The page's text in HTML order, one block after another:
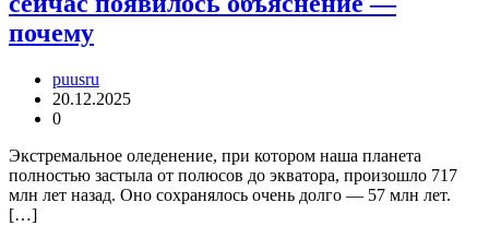
почему
puusru
20.12.2025
0
Экстремальное оледенение, при котором наша планета
полностью застыла от полюсов до экватора, произошло 717
млн лет назад. Оно сохранялось очень долго — 57 млн лет.
[…]